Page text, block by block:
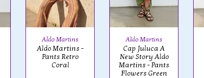
Aldo Martins
Aldo Martins -
Pants Retro
Coral
Aldo Martins
Cap Juluca A
New Story Aldo
Martins - Pants
Flowers Green